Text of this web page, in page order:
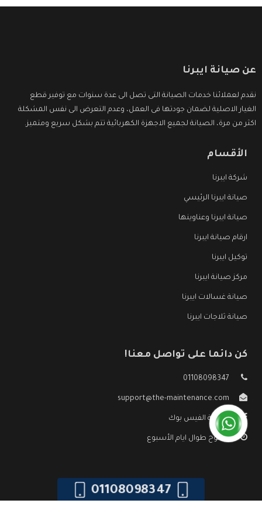
عن صيانة ايبرنا
نقدم لعملائنا خدمات الصيانة التى تصل الى عدة سنوات مع توفير قطع
الغيار الاصلية لضمان جودتها فى العمل، وعدم التعرض الى نفس المشكلة
اكثر من مرة، الصيانة لجميع الاجهزة الكهربائية تتم بشكل سريع ومتميز.
الأقسام
شركة ايبرنا
صيانة ايبرنا الرئيسي
صيانة ايبرنا وعناوينها
ارقام صيانة ايبرنا
توكيل ايبرنا
مركز صيانة ايبرنا
صيانة غسالات ايبرنا
صيانة ثلاجات ايبرنا
كن دائما على تواصل معنا!
01108098347
support@the-maintenance.com
صفحة الفيس بوك
مفتوح طوال ايام الأسبوع
01108098347